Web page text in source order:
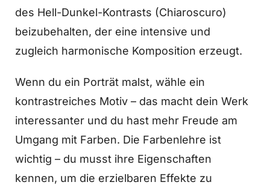
des Hell-Dunkel-Kontrasts (Chiaroscuro)
beizubehalten, der eine intensive und
zugleich harmonische Komposition erzeugt.
Wenn du ein Porträt malst, wähle ein
kontrastreiches Motiv – das macht dein Werk
interessanter und du hast mehr Freude am
Umgang mit Farben. Die Farbenlehre ist
wichtig – du musst ihre Eigenschaften
kennen, um die erzielbaren Effekte zu